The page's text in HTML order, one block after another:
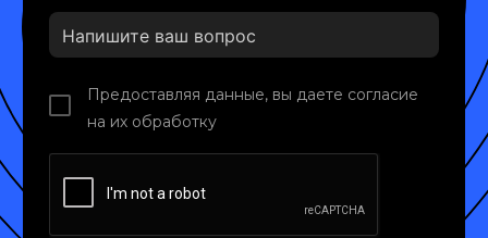
Предоставляя данные, вы даете согласие
на их обработку